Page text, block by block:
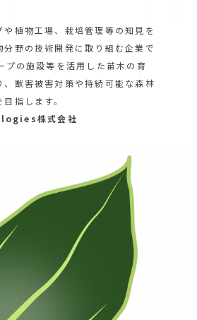
や植物工場、栽培管理等の知見を
野の技術開発に取り組む企業で
プの施設等を活用した苗木の育
、獣害被害対策や持続可能な森林
指します。
株式会社